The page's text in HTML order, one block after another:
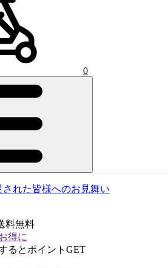
0
れた皆様へのお見舞い
料無料
得に
るとポイントGET